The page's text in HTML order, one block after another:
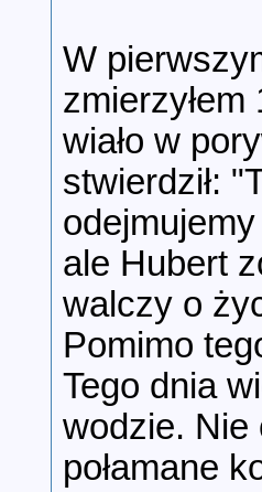
W
zmierzyłem
wiało w
stwierdził:
ale Hubert
walczy o
Pomimo
Tego dnia
wodzie. Nie
połamane